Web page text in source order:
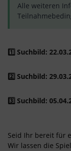
Alle weiteren
1️⃣ Suchbild:
2️⃣ Suchbild:
3️⃣ Suchbild:
Seid Ihr bereit für
Wir lassen die